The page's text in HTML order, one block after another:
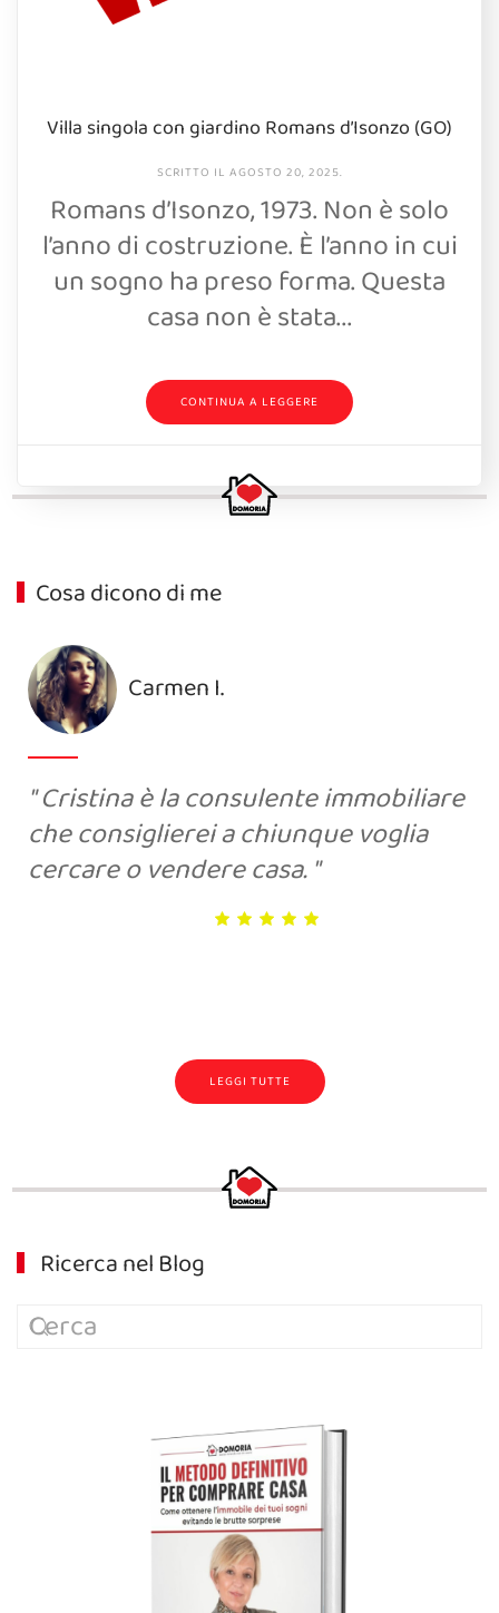
Villa singola con giardino Romans d’Isonzo (GO)
SCRITTO IL AGOSTO 20, 2025.
Romans d’Isonzo, 1973. Non è solo
l’anno di costruzione. È l’anno in cui
un sogno ha preso forma. Questa
casa non è stata...
CONTINUA A LEGGERE
Cosa dicono di me
Ariana P.
In 2 giorni, mi ha portato una
proposta d’acquisto che ho accettato
perchè rispecchiava la mia richiesta
economica . Brava!
LEGGI TUTTE
Ricerca nel Blog